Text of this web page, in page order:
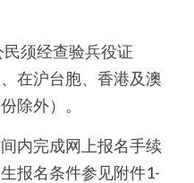
民须经查验兵役证
在沪台胞、香港及澳
除外）。
内完成网上报名手续
报名条件参见附件1-